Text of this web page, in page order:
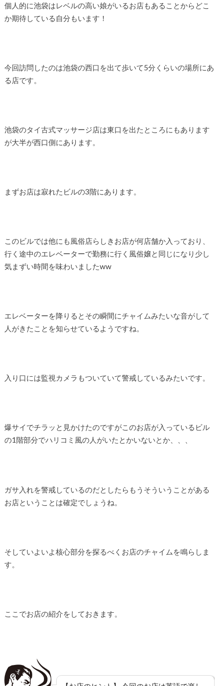
個人的に池袋はレベルの高い娘がいるお店もあることからどこ
か期待している自分もいます！
今回訪問したのは池袋の西口を出て歩いて5分くらいの場所にあ
る店です。
池袋のタイ古式マッサージ店は東口を出たところにもあります
が大半が西口側にあります。
まずお店は寂れたビルの3階にあります。
このビルでは他にも風俗店らしきお店が何店舗か入っており、
行く途中のエレベーターで勤務に行く風俗嬢と同じになり少し
気まずい時間を味わいましたww
エレベーターを降りるとその瞬間にチャイムみたいな音がして
人がきたことを知らせているようですね。
入り口には監視カメラもついていて警戒しているみたいです。
爆サイでチラッと見かけたのですがこのお店が入っているビル
の1階部分でハリコミ風の人がいたとかいないとか、、、
ガサ入れを警戒しているのだとしたらもうそういうことがある
お店ということは確定でしょうね。
そしていよいよ核心部分を探るべくお店のチャイムを鳴らしま
す。
ここでお店の紹介をしておきます。